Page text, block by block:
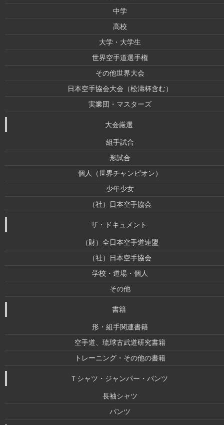
中学
高校
大学・大学生
世界空手道選手権
その他世界大会
日本空手協会大会（松濤杯含む）
実業団・マスターズ
大会厳選
組手試合
形試合
個人（世界チャンピオン）
少年少女
（社）日本空手協会
ザ・ドキュメント
（財）全日本空手道連盟
（社）日本空手協会
学校・道場・個人
その他
書籍
形・組手関連書籍
空手道、琉球古武道研究書籍
トレーニング・その他の書籍
Ｔシャツ・ジャンパー・パンツ
長袖シャツ
パンツ